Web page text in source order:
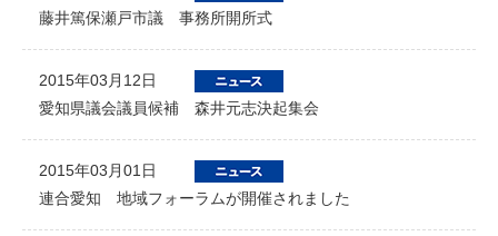
藤井篤保瀬戸市議 事務所開所式
2015年03月12日
愛知県議会議員候補 森井元志決起集会
2015年03月01日
連合愛知 地域フォーラムが開催されました